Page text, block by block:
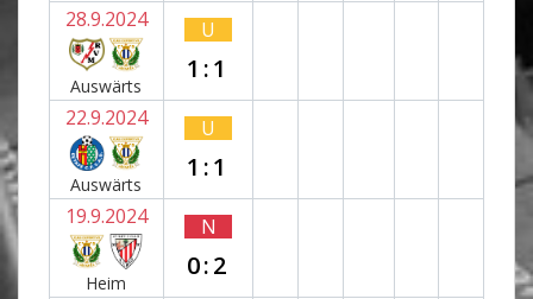
28.9.2024
Auswärts
U
1:1
22.9.2024
Auswärts
U
1:1
19.9.2024
Heim
N
0:2